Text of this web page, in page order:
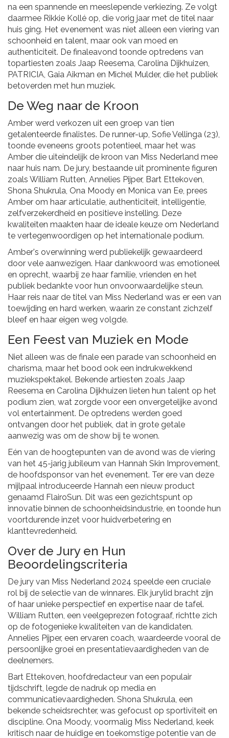
na een spannende en meeslepende verkiezing. Ze volgt
daarmee Rikkie Kollé op, die vorig jaar met de titel naar
huis ging. Het evenement was niet alleen een viering van
schoonheid en talent, maar ook van moed en
authenticiteit. De finaleavond toonde optredens van
topartiesten zoals Jaap Reesema, Carolina Dijkhuizen,
PATRICIA, Gaia Aikman en Michel Mulder, die het publiek
betoverden met hun muziek.
De Weg naar de Kroon
Amber werd verkozen uit een groep van tien
getalenteerde finalistes. De runner-up, Sofie Vellinga (23),
toonde eveneens groots potentieel, maar het was
Amber die uiteindelijk de kroon van Miss Nederland mee
naar huis nam. De jury, bestaande uit prominente figuren
zoals William Rutten, Annelies Pijper, Bart Ettekoven,
Shona Shukrula, Ona Moody en Monica van Ee, prees
Amber om haar articulatie, authenticiteit, intelligentie,
zelfverzekerdheid en positieve instelling. Deze
kwaliteiten maakten haar de ideale keuze om Nederland
te vertegenwoordigen op het internationale podium.
Amber's overwinning werd publiekelijk gewaardeerd
door vele aanwezigen. Haar dankwoord was emotioneel
en oprecht, waarbij ze haar familie, vrienden en het
publiek bedankte voor hun onvoorwaardelijke steun.
Haar reis naar de titel van Miss Nederland was er een van
toewijding en hard werken, waarin ze constant zichzelf
bleef en haar eigen weg volgde.
Een Feest van Muziek en Mode
Niet alleen was de finale een parade van schoonheid en
charisma, maar het bood ook een indrukwekkend
muziekspektakel. Bekende artiesten zoals Jaap
Reesema en Carolina Dijkhuizen lieten hun talent op het
podium zien, wat zorgde voor een onvergetelijke avond
vol entertainment. De optredens werden goed
ontvangen door het publiek, dat in grote getale
aanwezig was om de show bij te wonen.
Eén van de hoogtepunten van de avond was de viering
van het 45-jarig jubileum van Hannah Skin Improvement,
de hoofdsponsor van het evenement. Ter ere van deze
mijlpaal introduceerde Hannah een nieuw product
genaamd FlairoSun. Dit was een gezichtspunt op
innovatie binnen de schoonheidsindustrie, en toonde hun
voortdurende inzet voor huidverbetering en
klanttevredenheid.
Over de Jury en Hun
Beoordelingscriteria
De jury van Miss Nederland 2024 speelde een cruciale
rol bij de selectie van de winnares. Elk jurylid bracht zijn
of haar unieke perspectief en expertise naar de tafel.
William Rutten, een veelgeprezen fotograaf, richtte zich
op de fotogenieke kwaliteiten van de kandidaten.
Annelies Pijper, een ervaren coach, waardeerde vooral de
persoonlijke groei en presentatievaardigheden van de
deelnemers.
Bart Ettekoven, hoofdredacteur van een populair
tijdschrift, legde de nadruk op media en
communicatievaardigheden. Shona Shukrula, een
bekende scheidsrechter, was gefocust op sportiviteit en
discipline. Ona Moody, voormalig Miss Nederland, keek
kritisch naar de huidige en toekomstige potentie van de